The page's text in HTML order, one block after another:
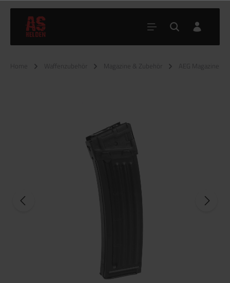
Home Waffenzubehör Magazine & Zubehör AEG Magazine